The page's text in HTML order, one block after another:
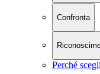
Confronta
Perché